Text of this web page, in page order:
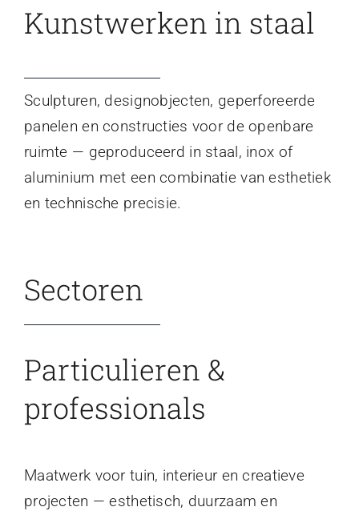
Kunstwerken in staal
Sculpturen, designobjecten, geperforeerde
panelen en constructies voor de openbare
ruimte — geproduceerd in staal, inox of
aluminium met een combinatie van esthetiek
en technische precisie.
Sectoren
Particulieren &
professionals
Maatwerk voor tuin, interieur en creatieve
projecten — esthetisch, duurzaam en